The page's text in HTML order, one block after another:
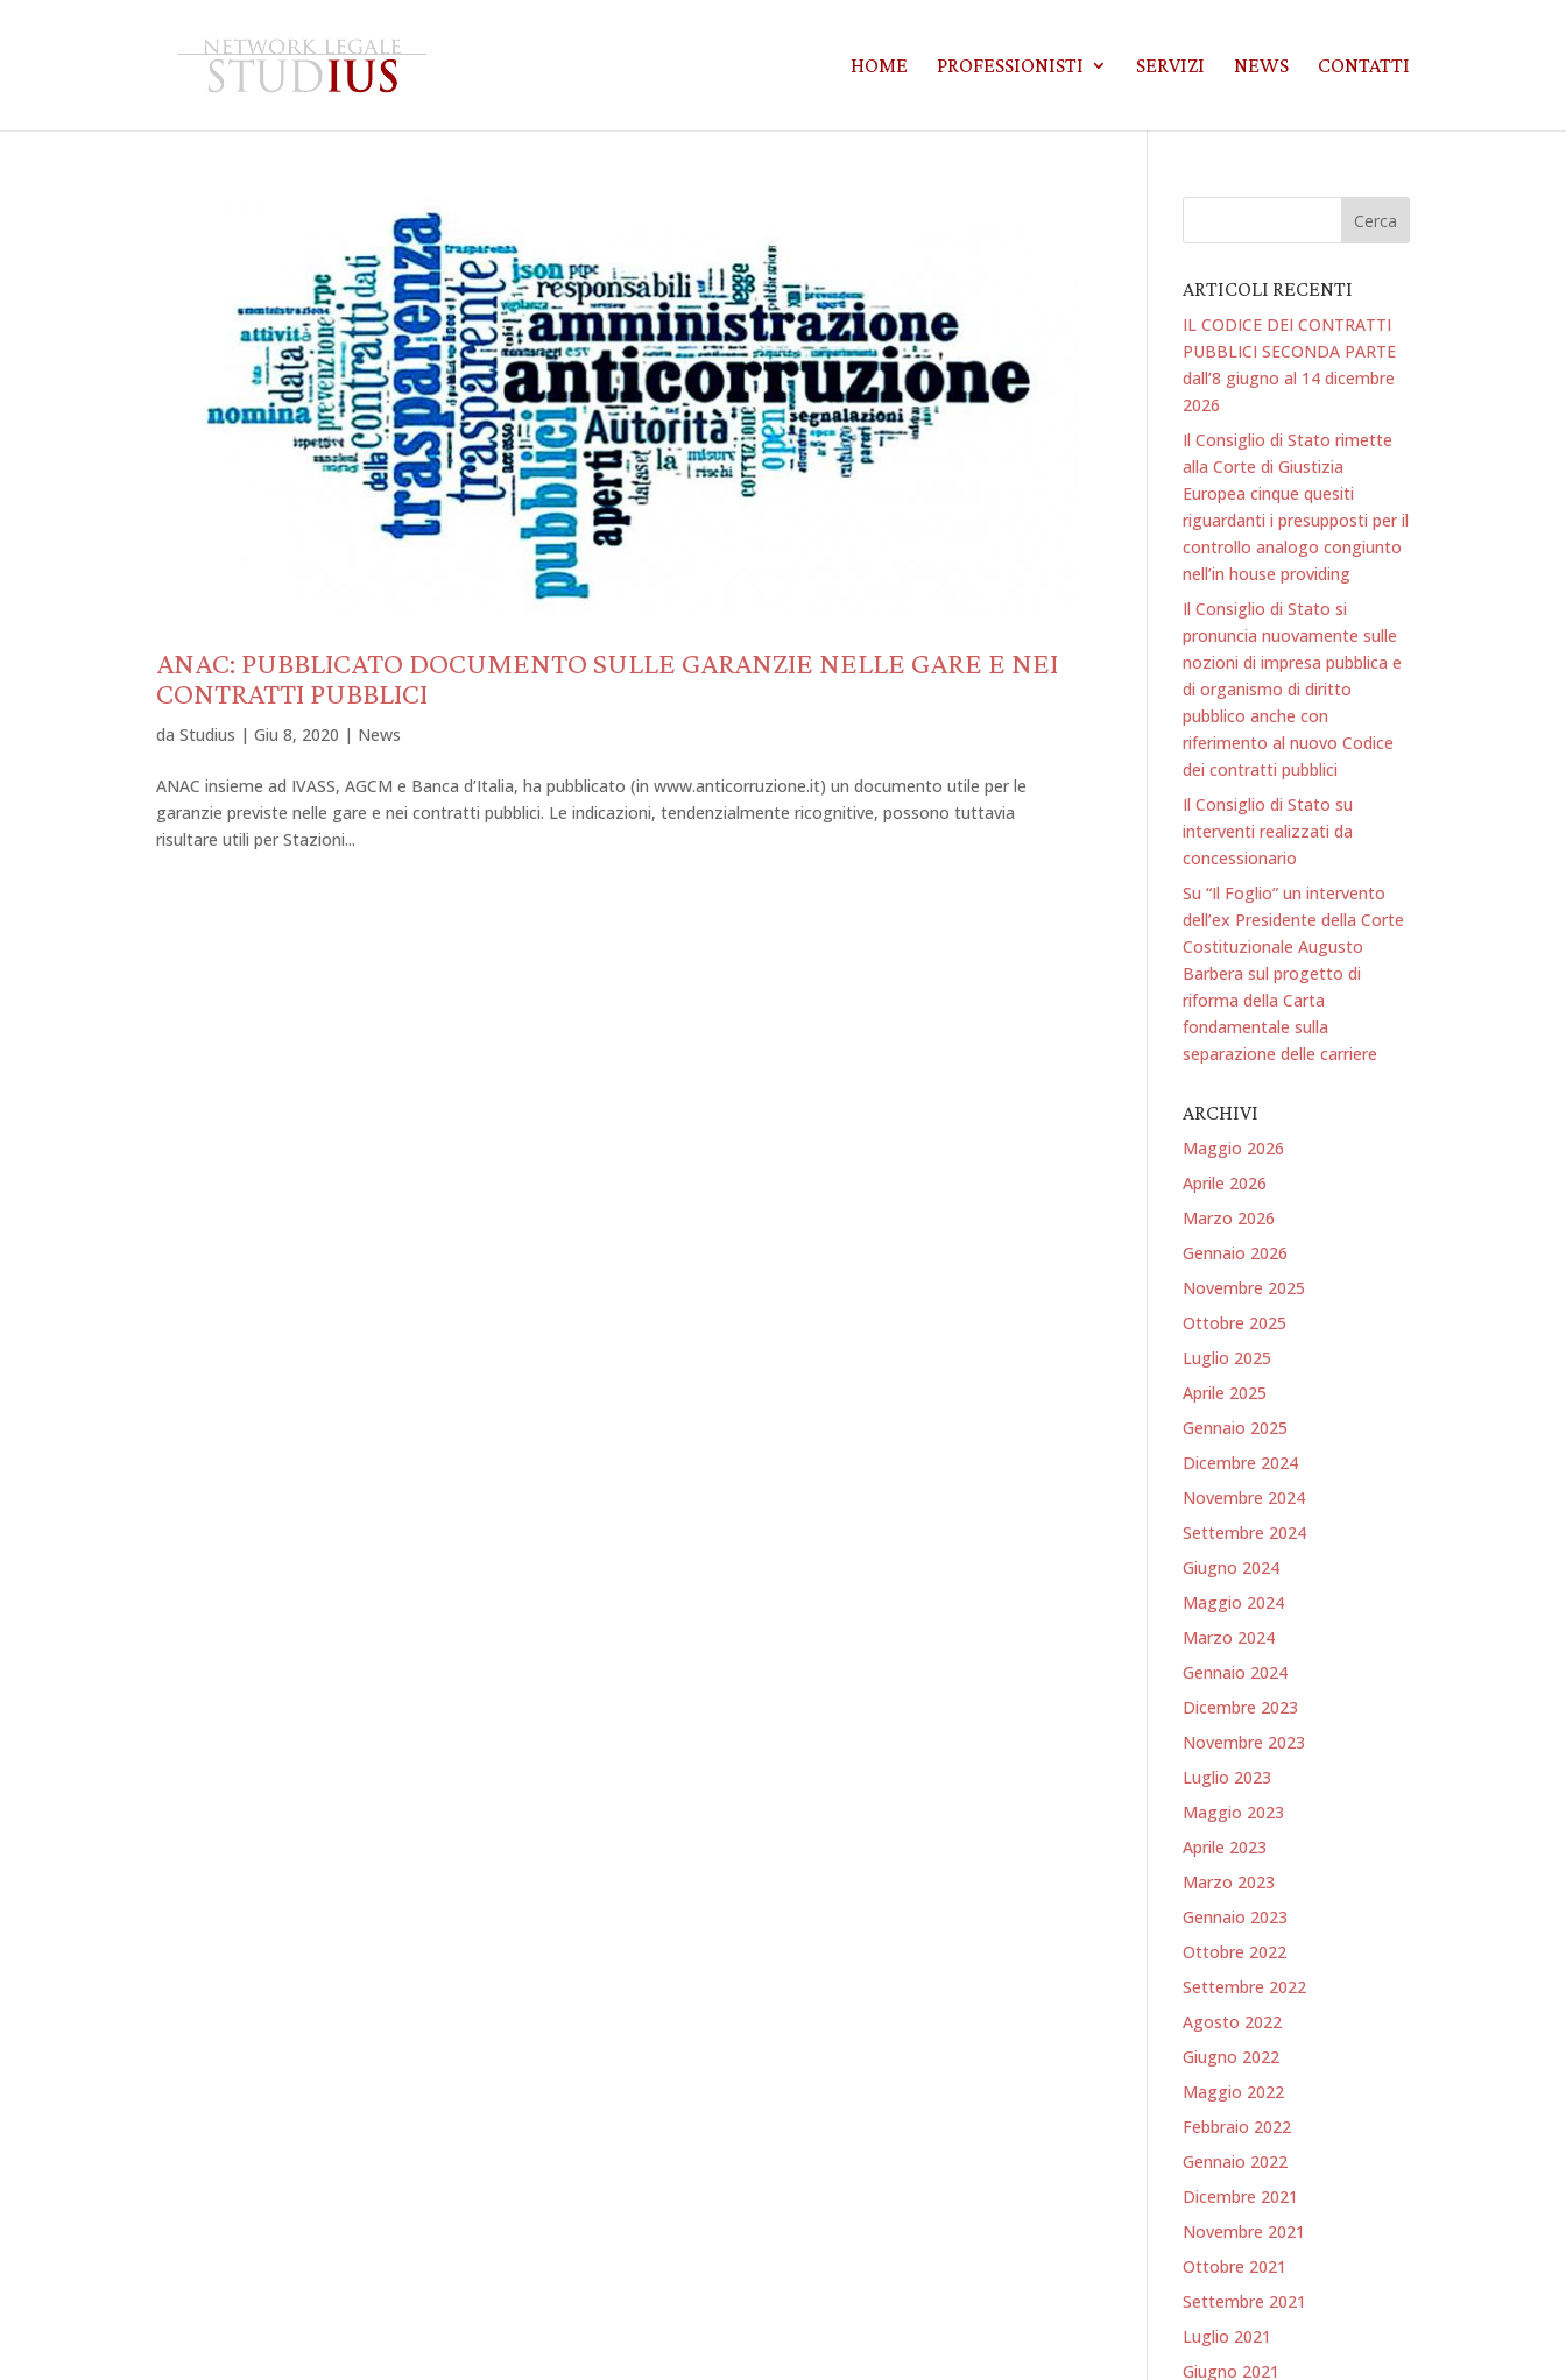
HOME PROFESSIONISTI SERVIZI NEWS CONTATTI
ANAC: PUBBLICATO DOCUMENTO SULLE GARANZIE NELLE GARE E NEI
CONTRATTI PUBBLICI
daStudius |Giu 8, 2020 | News
ANAC insieme ad IVASS, AGCM e Banca d’Italia, ha pubblicato (in www.anticorruzione.it) un documento utile per le
garanzie previste nelle gare e nei contratti pubblici. Le indicazioni, tendenzialmente ricognitive, possono tuttavia
risultare utili per Stazioni...
ARTICOLI RECENTI
IL CODICE DEI CONTRATTI
PUBBLICI SECONDA PARTE
dall’8 giugno al 14 dicembre
2026
Il Consiglio di Stato rimette
alla Corte di Giustizia
Europea cinque quesiti
riguardanti i presupposti per il
controllo analogo congiunto
nell’in house providing
Il Consiglio di Stato si
pronuncia nuovamente sulle
nozioni di impresa pubblica e
di organismo di diritto
pubblico anche con
riferimento al nuovo Codice
dei contratti pubblici
Il Consiglio di Stato su
interventi realizzati da
concessionario
Su “Il Foglio” un intervento
dell’ex Presidente della Corte
Costituzionale Augusto
Barbera sul progetto di
riforma della Carta
fondamentale sulla
separazione delle carriere
ARCHIVI
Maggio 2026
Aprile 2026
Marzo 2026
Gennaio 2026
Novembre 2025
Ottobre 2025
Luglio 2025
Aprile 2025
Gennaio 2025
Dicembre 2024
Novembre 2024
Settembre 2024
Giugno 2024
Maggio 2024
Marzo 2024
Gennaio 2024
Dicembre 2023
Novembre 2023
Luglio 2023
Maggio 2023
Aprile 2023
Marzo 2023
Gennaio 2023
Ottobre 2022
Settembre 2022
Agosto 2022
Giugno 2022
Maggio 2022
Febbraio 2022
Gennaio 2022
Dicembre 2021
Novembre 2021
Ottobre 2021
Settembre 2021
Luglio 2021
Giugno 2021